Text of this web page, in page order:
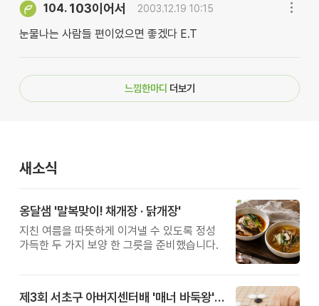
104. 103이어서 2003.12.19 10:15
눈물나는 사람들 편이었으면 좋겠다 E.T
느낌한마디 더보기
새소식
옹달샘 '말복맞이! 채개장 · 닭개장'
지친 여름을 따뜻하게 이겨낼 수 있도록 정성
가득한 두 가지 보양 한 그릇을 준비했습니다.
제3회 서초구 아버지센터배 '매너 바둑왕' 대회